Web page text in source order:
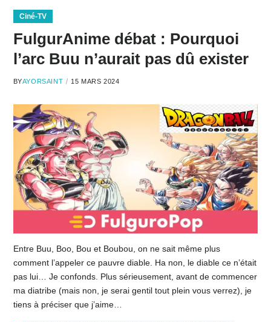
Ciné-TV
FulgurAnime débat : Pourquoi
l’arc Buu n’aurait pas dû exister
BYAYORSAINT 15 MARS 2024
Entre Buu, Boo, Bou et Boubou, on ne sait même plus
comment l’appeler ce pauvre diable. Ha non, le diable ce n’était
pas lui… Je confonds. Plus sérieusement, avant de commencer
ma diatribe (mais non, je serai gentil tout plein vous verrez), je
tiens à préciser que j’aime…